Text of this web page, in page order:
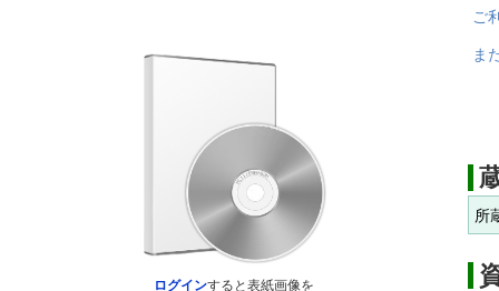
ログインすると表紙画像を
ご
ま
所